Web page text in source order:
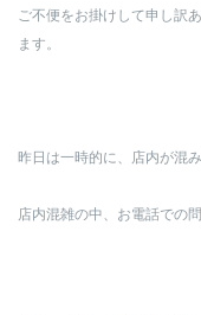
ご不便をお掛けして申し訳
ます。
昨日は一時的に、店内が混
店内混雑の中、お電話での